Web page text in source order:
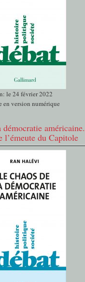
le 24 février 2022
en version numérique
américaine.
l’émeute du Capitole